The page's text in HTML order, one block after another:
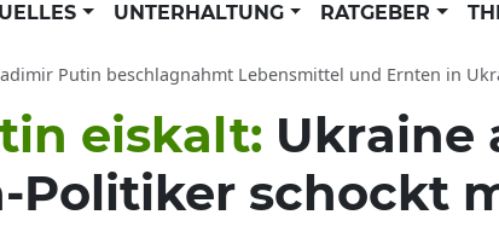
UNTERHALTUNG RATGEBER
Putin beschlagnahmt Lebensmittel und Ernten in Ukraine:
eiskalt: Ukraine
Politiker schockt